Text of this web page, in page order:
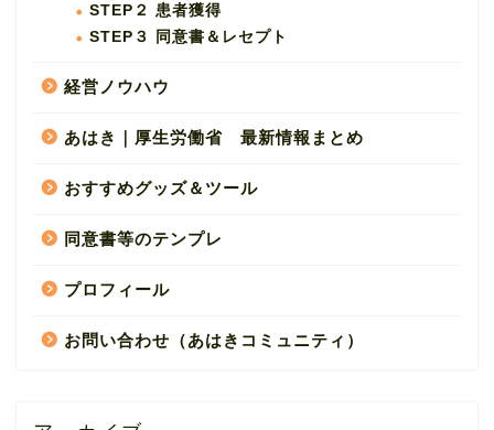
STEP２ 患者獲得
STEP３ 同意書＆レセプト
経営ノウハウ
あはき｜厚生労働省 最新情報まとめ
おすすめグッズ＆ツール
同意書等のテンプレ
プロフィール
お問い合わせ（あはきコミュニティ）